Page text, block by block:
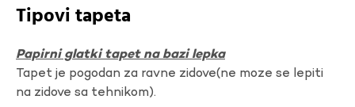
Tipovi tapeta
Papirni glatki tapet na bazi lepka
Tapet je pogodan za ravne zidove(ne moze se lepiti
na zidove sa tehnikom).